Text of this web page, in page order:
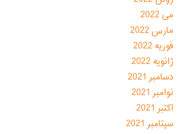
می 2022
مارس 2022
فوریه 2022
ژانویه 2022
دسامبر 2021
نوامبر 2021
اکتبر 2021
سپتامبر 2021